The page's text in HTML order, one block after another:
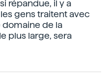
répandue, il y a
gens traitent avec
domaine de la
plus large, sera